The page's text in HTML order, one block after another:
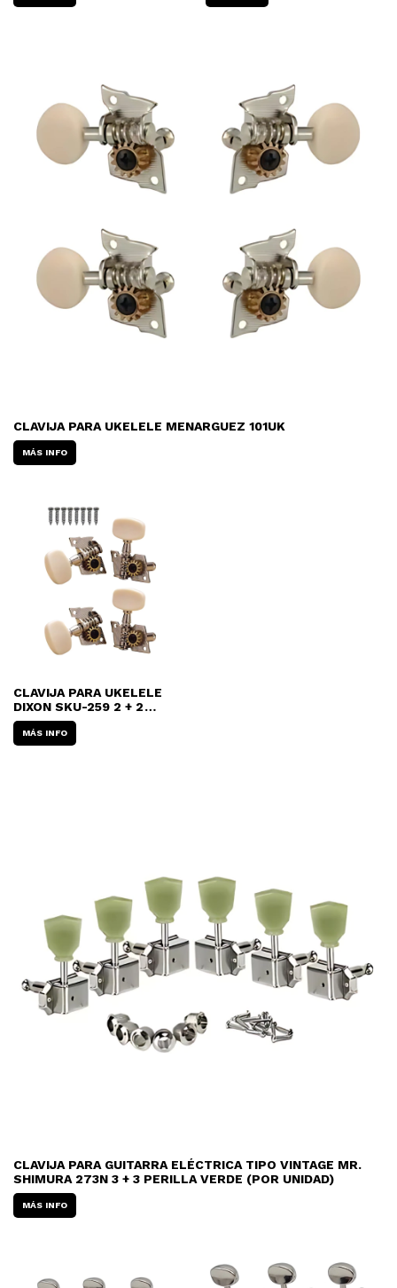
CLAVIJA PARA UKELELE MENARGUEZ 101UK
MÁS INFO
CLAVIJA PARA UKELELE
DIXON SKU-259 2 + 2
(JUEGO)
MÁS INFO
CLAVIJA PARA GUITARRA ELÉCTRICA TIPO VINTAGE MR.
SHIMURA 273N 3 + 3 PERILLA VERDE (POR UNIDAD)
MÁS INFO